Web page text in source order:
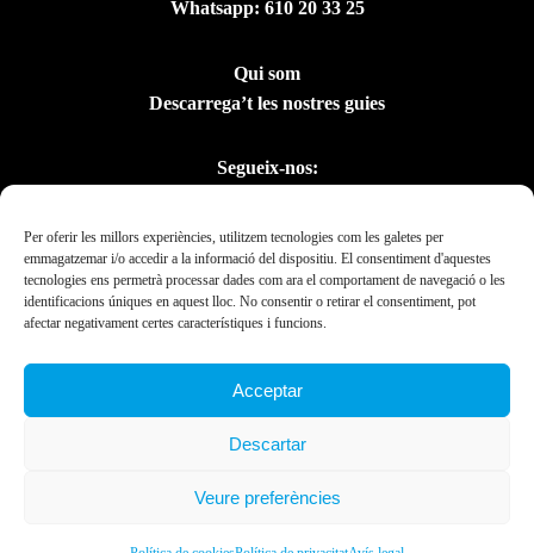
Per oferir les millors experiències, utilitzem tecnologies com les galetes per
emmagatzemar i/o accedir a la informació del dispositiu. El consentiment d'aquestes
tecnologies ens permetrà processar dades com ara el comportament de navegació o les
identificacions úniques en aquest lloc. No consentir o retirar el consentiment, pot
afectar negativament certes característiques i funcions.
Acceptar
Descartar
Veure preferències
Whatsapp: 610 20 33 25
Qui som
Descarrega’t les nostres guies
Segueix-nos:
Presidència